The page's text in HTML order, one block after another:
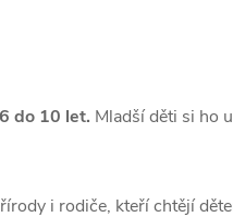
do 10 let. Mladší děti si ho
i rodiče, kteří chtějí